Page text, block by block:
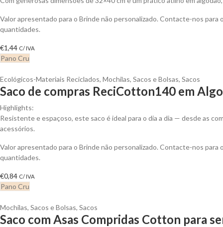
Valor apresentado para o Brinde não personalizado. Contacte-nos
quantidades.
€1,44 C/ IVA
Pano Cru
Ecológicos-Materiais Reciclados, Mochilas, Sacos e Bolsas, Sacos
Saco de compras ReciCotton140 em
Highlights:
Resistente e espaçoso, este saco é ideal para o dia a dia — desde as
acessórios.
Valor apresentado para o Brinde não personalizado. Contacte-nos
quantidades.
€0,84 C/ IVA
Pano Cru
Mochilas, Sacos e Bolsas, Sacos
Saco com Asas Compridas Cotton para